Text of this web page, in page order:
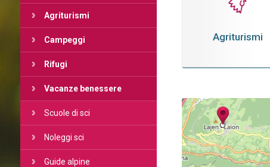
Agriturismi
Campeggi
Rifugi
Vacanze benessere
Scuole di sci
Noleggi sci
Guide alpine
Agriturismi